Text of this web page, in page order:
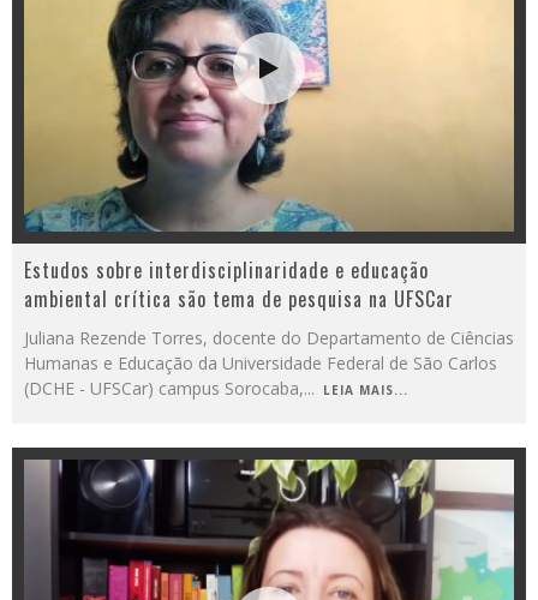
Estudos sobre interdisciplinaridade e educação
ambiental crítica são tema de pesquisa na UFSCar
Juliana Rezende Torres, docente do Departamento de Ciências
Humanas e Educação da Universidade Federal de São Carlos
(DCHE - UFSCar) campus Sorocaba,... LEIA MAIS...